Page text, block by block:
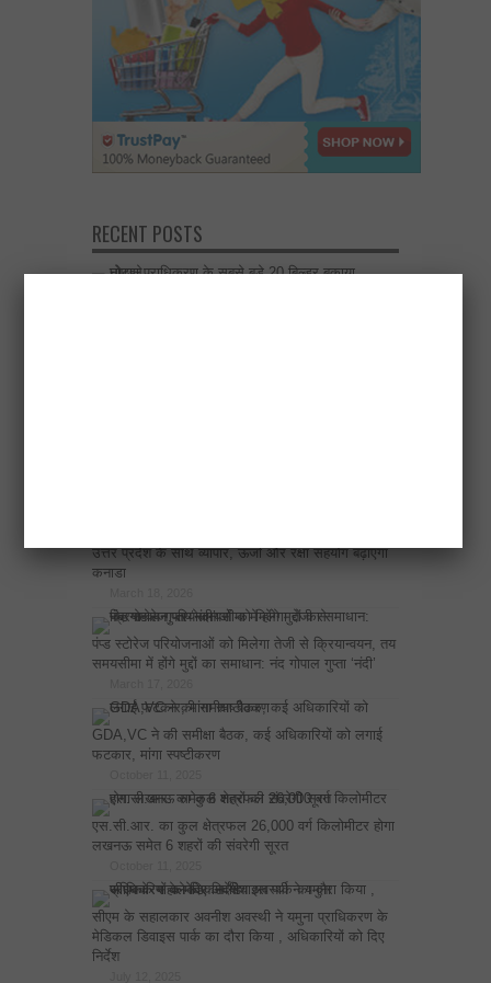
RECENT POSTS
उत्तर प्रदेश के साथ व्यापार, ऊर्जा और रक्षा सहयोग बढ़ाएगा
कनाडा
पंप्ड स्टोरेज परियोजनाओं को मिलेगा तेजी से क्रियान्वयन, तय
समयसीमा में होंगे मुद्दों का समाधान: नंद गोपाल गुप्ता ‘नंदी’
GDA,VC ने की समीक्षा बैठक, कई अधिकारियों को लगाई
फटकार, मांगा स्पष्टीकरण
एस.सी.आर. का कुल क्षेत्रफल 26,000 वर्ग किलोमीटर होगा
लखनऊ समेत 6 शहरों की संवरेगी सूरत
सीएम के सहालकार अवनीश अवस्थी ने यमुना प्राधिकरण के
मेडिकल डिवाइस पार्क का दौरा किया , अधिकारियों को दिए
निर्देश